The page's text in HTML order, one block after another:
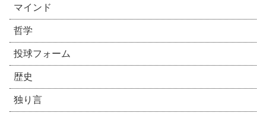
マインド
哲学
投球フォーム
歴史
独り言